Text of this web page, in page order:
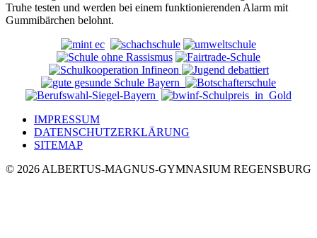
Truhe testen und werden bei einem funktionierenden Alarm mit
Gummibärchen belohnt.
IMPRESSUM
DATENSCHUTZERKLÄRUNG
SITEMAP
© 2026 ALBERTUS-MAGNUS-GYMNASIUM REGENSBURG